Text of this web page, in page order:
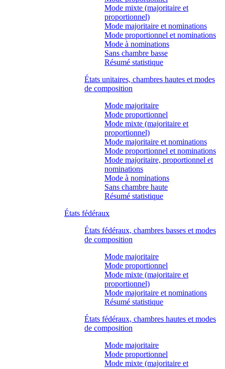
Mode mixte (majoritaire et
proportionnel)
Mode majoritaire et nominations
Mode proportionnel et nominations
Mode à nominations
Sans chambre basse
Résumé statistique
États unitaires, chambres hautes et modes
de composition
Mode majoritaire
Mode proportionnel
Mode mixte (majoritaire et
proportionnel)
Mode majoritaire et nominations
Mode proportionnel et nominations
Mode majoritaire, proportionnel et
nominations
Mode à nominations
Sans chambre haute
Résumé statistique
États fédéraux
États fédéraux, chambres basses et modes
de composition
Mode majoritaire
Mode proportionnel
Mode mixte (majoritaire et
proportionnel)
Mode majoritaire et nominations
Résumé statistique
États fédéraux, chambres hautes et modes
de composition
Mode majoritaire
Mode proportionnel
Mode mixte (majoritaire et